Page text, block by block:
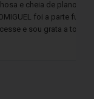
Sem dúvidas, a
isso
desta jornada.